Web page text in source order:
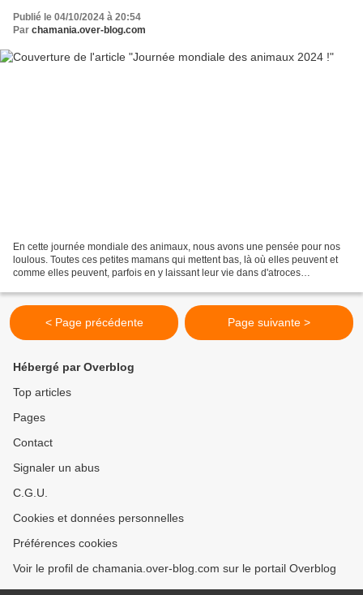
Publié le 04/10/2024 à 20:54
Par chamania.over-blog.com
En cette journée mondiale des animaux, nous avons une pensée pour nos
loulous. Toutes ces petites mamans qui mettent bas, là où elles peuvent et
comme elles peuvent, parfois en y laissant leur vie dans d'atroces
< Page précédente Page suivante >
Hébergé par Overblog
Top articles
Pages
Contact
Signaler un abus
C.G.U.
Cookies et données personnelles
Préférences cookies
Voir le profil de chamania.over-blog.com sur le portail Overblog